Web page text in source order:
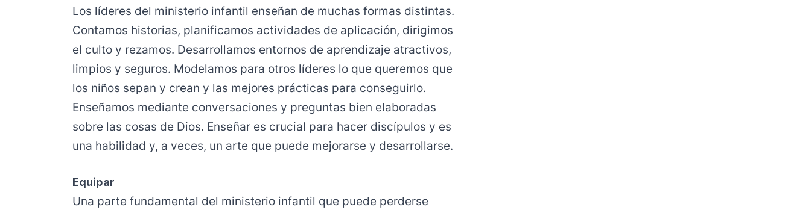
Los líderes del ministerio infantil enseñan de muchas formas distintas.
Contamos historias, planificamos actividades de aplicación, dirigimos
el culto y rezamos. Desarrollamos entornos de aprendizaje atractivos,
limpios y seguros. Modelamos para otros líderes lo que queremos que
los niños sepan y crean y las mejores prácticas para conseguirlo.
Enseñamos mediante conversaciones y preguntas bien elaboradas
sobre las cosas de Dios. Enseñar es crucial para hacer discípulos y es
una habilidad y, a veces, un arte que puede mejorarse y desarrollarse.
Equipar
Una parte fundamental del ministerio infantil que puede perderse